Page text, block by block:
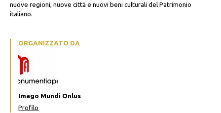
nuove regioni, nuove città e nuovi beni culturali del Patrimonio
italiano.
ORGANIZZATO DA
Imago Mundi Onlus
Profilo